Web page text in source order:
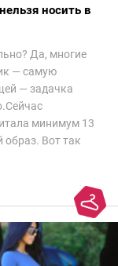
носить в
Да, многие
— самую
— задачка
минимум 13
образ. Вот так